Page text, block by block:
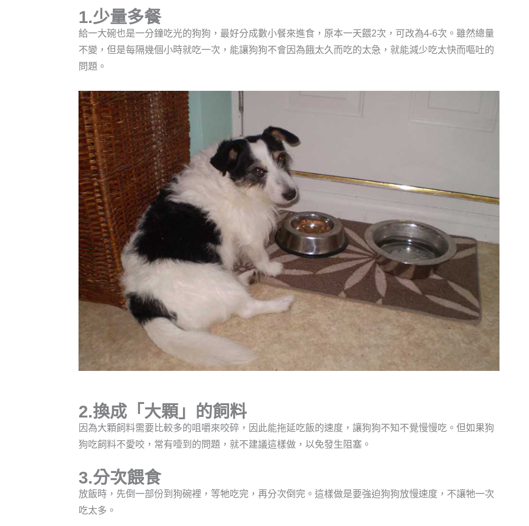
1.少量多餐
給一大碗也是一分鐘吃光的狗狗，最好分成數小餐來進食，原本一天餵2次，可改為4-6次。雖然總量
不變，但是每隔幾個小時就吃一次，能讓狗狗不會因為餓太久而吃的太急，就能減少吃太快而嘔吐的
問題。
2.換成「大顆」的飼料
因為大顆飼料需要比較多的咀嚼來咬碎，因此能拖延吃飯的速度，讓狗狗不知不覺慢慢吃。但如果狗
狗吃飼料不愛咬，常有噎到的問題，就不建議這樣做，以免發生阻塞。
3.分次餵食
放飯時，先倒一部份到狗碗裡，等牠吃完，再分次倒完。這樣做是要強迫狗狗放慢速度，不讓牠一次
吃太多。